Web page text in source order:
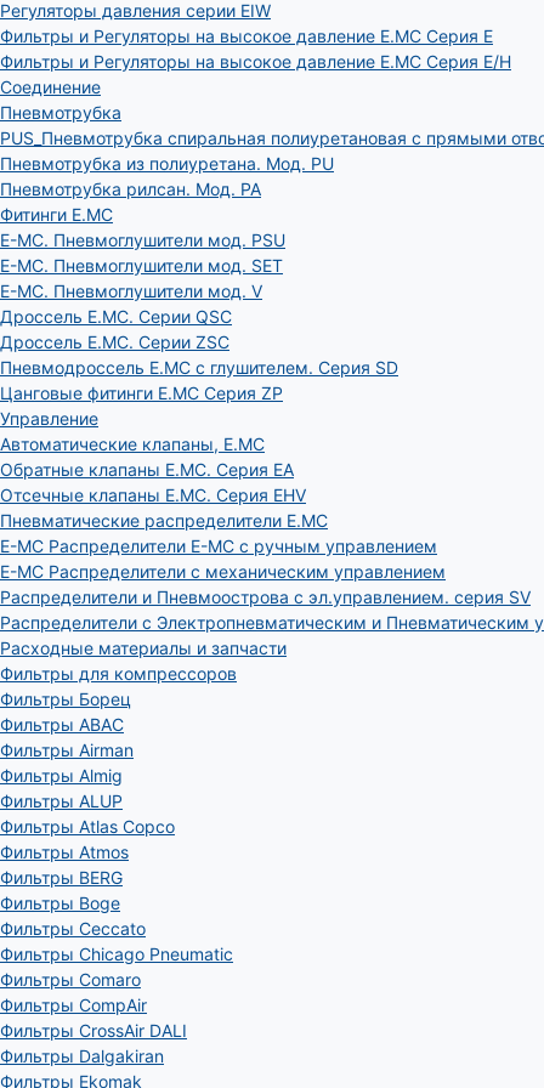
Регуляторы давления серии EIW
Фильтры и Регуляторы на высокое давление E.MC Серия E
Фильтры и Регуляторы на высокое давление E.MC Серия E/H
Соединение
Пневмотрубка
PUS_Пневмотрубка спиральная полиуретановая с прямыми
Пневмотрубка из полиуретана. Мод. РU
Пневмотрубка рилсан. Мод. PA
Фитинги E.MC
E-MC. Пневмоглушители мод. PSU
E-MC. Пневмоглушители мод. SET
E-MC. Пневмоглушители мод. V
Дроссель E.MC. Серии QSC
Дроссель E.MC. Серии ZSC
Пневмодроссель E.MC с глушителем. Серия SD
Цанговые фитинги E.MC Серия ZP
Управление
Автоматические клапаны, Е.МС
Обратные клапаны E.MC. Серия EA
Отсечные клапаны E.MC. Серия EHV
Пневматические распределители E.MC
E-MC Распределители E-MC с ручным управлением
E-MC Распределители с механическим управлением
Распределители и Пневмоострова с эл.управлением. серия SV
Распределители с Электропневматическим и Пневматическим
Расходные материалы и запчасти
Фильтры для компрессоров
Фильтры Борец
Фильтры ABAC
Фильтры Airman
Фильтры Almig
Фильтры ALUP
Фильтры Atlas Copco
Фильтры Atmos
Фильтры BERG
Фильтры Boge
Фильтры Ceccato
Фильтры Chicago Pneumatic
Фильтры Comaro
Фильтры CompAir
Фильтры CrossAir DALI
Фильтры Dalgakiran
Фильтры Ekomak